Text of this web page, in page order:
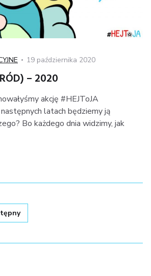
Posted
19 października 2020
– 2020
akcję #HEJToJA
latach będziemy ją
Bo każdego dnia widzimy, jak